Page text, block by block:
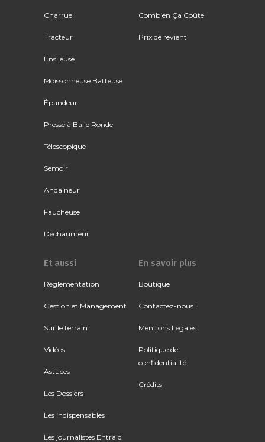
Charrue
Tracteur
Ensileuse
Moissonneuse Batteuse
Épandeur
Presse à Balle Ronde
Télescopique
Semoir
Andaineur
Faucheuse
Déchaumeur
Combien Ça Coûte
Prix de revient
Et aussi
Réglementation
Gestion et Management
Sur le terrain
Vidéos
Astuces
Les Dossiers
Les indispensables
Les journalistes Entraid
En savoir plus
Boutique
Contactez-nous !
Mentions Légales
Politique de
confidentialité
Crédits